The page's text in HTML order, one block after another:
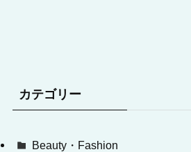
カテゴリー
Beauty・Fashion